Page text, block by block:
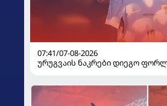
07:41/07-08-2026
ურუგვაის ნაკრები დიეგო